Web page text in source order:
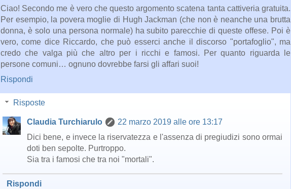
Ciao! Secondo me è vero che questo argomento scatena tanta cattiveria gratuita.
Per esempio, la povera moglie di Hugh Jackman (che non è neanche una brutta
donna, è solo una persona normale) ha subito parecchie di queste offese. Poi è
vero, come dice Riccardo, che può esserci anche il discorso "portafoglio", ma
credo che valga più che altro per i ricchi e famosi. Per quanto riguarda le
persone comuni… ognuno dovrebbe farsi gli affari suoi!
Rispondi
Risposte
Claudia Turchiarulo
22 marzo 2019 alle ore 13:17
Dici bene, e invece la riservatezza e l'assenza di pregiudizi sono ormai
doti ben sepolte. Purtroppo.
Sia tra i famosi che tra noi "mortali".
Rispondi